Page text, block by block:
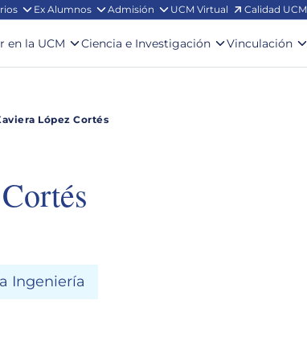
Ex Alumnos Admisión UCM Virtual Calidad UCM
en la UCM Ciencia e Investigación Vinculación
López Cortés
Ingeniería